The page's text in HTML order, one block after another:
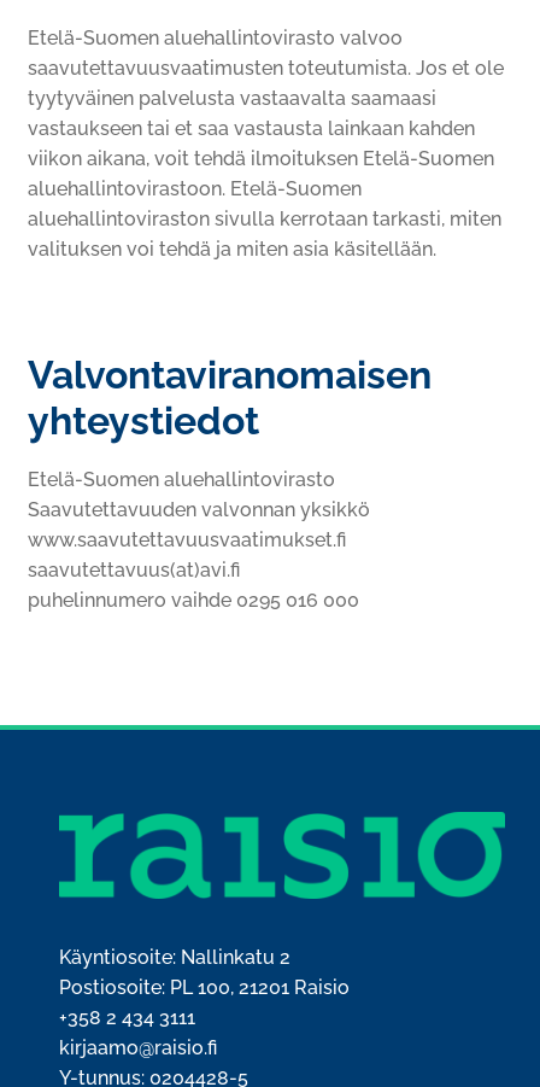
Etelä-Suomen aluehallintovirasto valvoo
saavutettavuusvaatimusten toteutumista. Jos et ole
tyytyväinen palvelusta vastaavalta saamaasi
vastaukseen tai et saa vastausta lainkaan kahden
viikon aikana, voit tehdä ilmoituksen Etelä-Suomen
aluehallintovirastoon. Etelä-Suomen
aluehallintoviraston sivulla kerrotaan tarkasti, miten
valituksen voi tehdä ja miten asia käsitellään.
Valvontaviranomaisen
yhteystiedot
Etelä-Suomen aluehallintovirasto
Saavutettavuuden valvonnan yksikkö
www.saavutettavuusvaatimukset.fi
saavutettavuus(at)avi.fi
puhelinnumero vaihde 0295 016 000
Käyntiosoite: Nallinkatu 2
Postiosoite: PL 100, 21201 Raisio
+358 2 434 3111
kirjaamo@raisio.fi
Y-tunnus: 0204428-5